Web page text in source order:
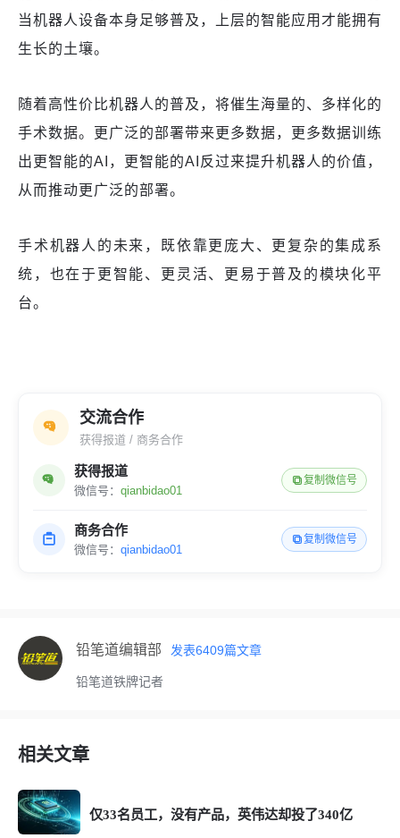
当机器人设备本身足够普及，上层的智能应用才能拥有
生长的土壤。
随着高性价比机器人的普及，将催生海量的、多样化的
手术数据。更广泛的部署带来更多数据，更多数据训练
出更智能的AI，更智能的AI反过来提升机器人的价值，
从而推动更广泛的部署。
手术机器人的未来，既依靠更庞大、更复杂的集成系
统，也在于更智能、更灵活、更易于普及的模块化平
台。
交流合作
获得报道 / 商务合作
获得报道
微信号： qianbidao01
复制微信号
商务合作
微信号： qianbidao01
复制微信号
铅笔道编辑部 发表6409篇文章
铅笔道铁牌记者
相关文章
仅33名员工，没有产品，英伟达却投了340亿